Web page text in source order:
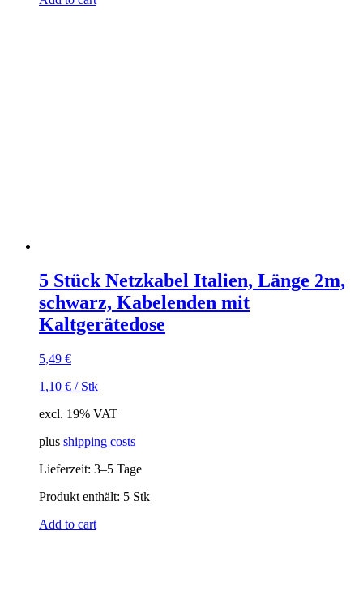
5 Stück Netzkabel Italien, Länge 2m,
schwarz, Kabelenden mit
Kaltgerätedose
5,49 €
1,10 € / Stk
excl. 19% VAT
plus shipping costs
Lieferzeit: 3–5 Tage
Produkt enthält: 5 Stk
Add to cart